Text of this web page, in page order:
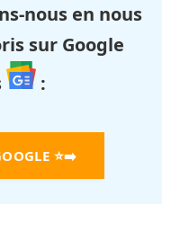
nous en nous
sur Google
:
⭐➡️